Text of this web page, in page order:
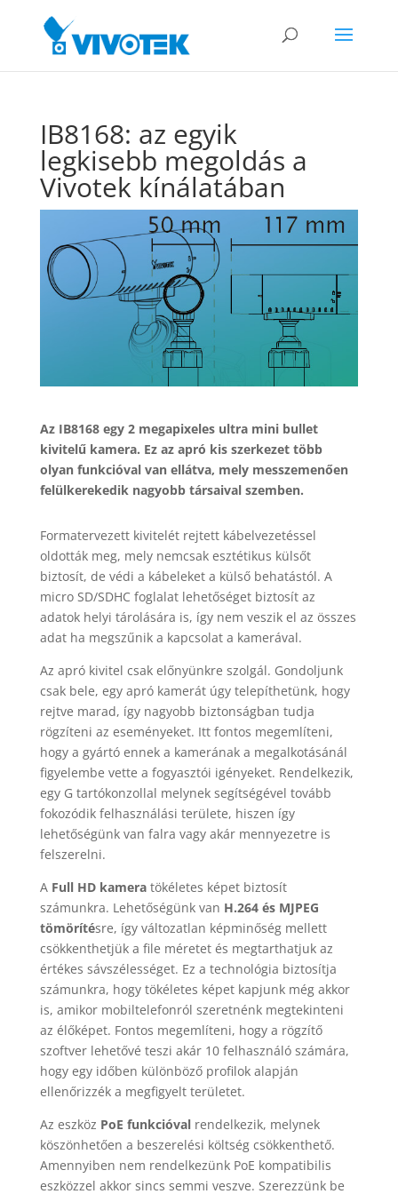
IB8168: az egyik
legkisebb megoldás a
Vivotek kínálatában
Az IB8168 egy 2 megapixeles ultra mini bullet
kivitelű kamera. Ez az apró kis szerkezet több
olyan funkcióval van ellátva, mely messzemenően
felülkerekedik nagyobb társaival szemben.
Formatervezett kivitelét rejtett kábelvezetéssel
oldották meg, mely nemcsak esztétikus külsőt
biztosít, de védi a kábeleket a külső behatástól. A
micro SD/SDHC foglalat lehetőséget biztosít az
adatok helyi tárolására is, így nem veszik el az összes
adat ha megszűnik a kapcsolat a kamerával.
Az apró kivitel csak előnyünkre szolgál. Gondoljunk
csak bele, egy apró kamerát úgy telepíthetünk, hogy
rejtve marad, így nagyobb biztonságban tudja
rögzíteni az eseményeket. Itt fontos megemlíteni,
hogy a gyártó ennek a kamerának a megalkotásánál
figyelembe vette a fogyasztói igényeket. Rendelkezik,
egy G tartókonzollal melynek segítségével tovább
fokozódik felhasználási területe, hiszen így
lehetőségünk van falra vagy akár mennyezetre is
felszerelni.
A Full HD kameratökéletes képet biztosít
számunkra. Lehetőségünk van H.264 és MJPEG
tömörítésre, így változatlan képminőség mellett
csökkenthetjük a file méretet és megtarthatjuk az
értékes sávszélességet. Ez a technológia biztosítja
számunkra, hogy tökéletes képet kapjunk még akkor
is, amikor mobiltelefonról szeretnénk megtekinteni
az élőképet. Fontos megemlíteni, hogy a rögzítő
szoftver lehetővé teszi akár 10 felhasználó számára,
hogy egy időben különböző profilok alapján
ellenőrizzék a megfigyelt területet.
Az eszköz PoE funkcióvalrendelkezik, melynek
köszönhetően a beszerelési költség csökkenthető.
Amennyiben nem rendelkezünk PoE kompatibilis
eszközzel akkor sincs semmi veszve. Szerezzünk be